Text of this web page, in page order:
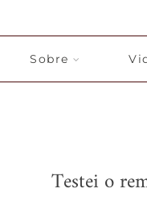
Sobre
Testei o